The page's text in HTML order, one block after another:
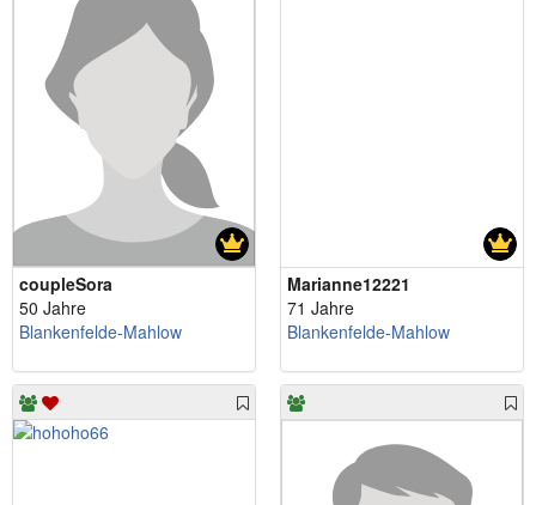
coupleSora
50 Jahre
Blankenfelde-Mahlow
Marianne12221
71 Jahre
Blankenfelde-Mahlow